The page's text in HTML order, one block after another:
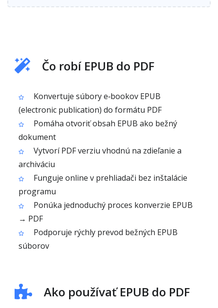
Čo robí EPUB do PDF
Konvertuje súbory e‑bookov EPUB
(electronic publication) do formátu PDF
Pomáha otvoriť obsah EPUB ako bežný
dokument
Vytvorí PDF verziu vhodnú na zdieľanie a
archiváciu
Funguje online v prehliadači bez inštalácie
programu
Ponúka jednoduchý proces konverzie EPUB
→ PDF
Podporuje rýchly prevod bežných EPUB
súborov
Ako používať EPUB do PDF